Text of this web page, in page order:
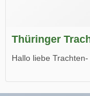
Thüringer
Hallo liebe
Wir wünschen Euch